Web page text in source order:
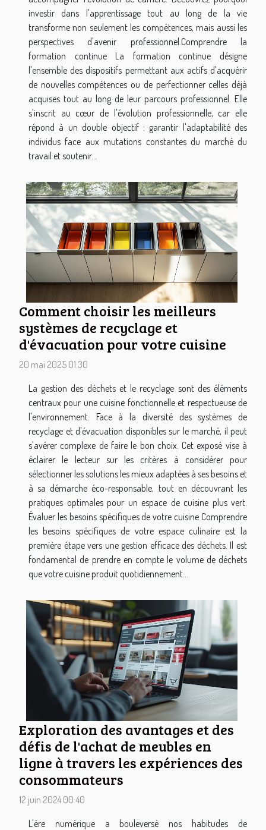
investir dans l'apprentissage tout au long de la vie
transforme non seulement les compétences, mais aussi les
perspectives d'avenir professionnel.Comprendre la
formation continue La formation continue désigne
l'ensemble des dispositifs permettant aux actifs d'acquérir
de nouvelles compétences ou de perfectionner celles déjà
acquises tout au long de leur parcours professionnel. Elle
s'inscrit au cœur de l'évolution professionnelle, car elle
répond à un double objectif : garantir l'adaptabilité des
individus face aux mutations constantes du marché du
travail et soutenir...
Comment choisir les meilleurs
systèmes de recyclage et
d'évacuation pour votre cuisine
20 mai 2025 01:30
La gestion des déchets et le recyclage sont des éléments
centraux pour une cuisine fonctionnelle et respectueuse de
l'environnement. Face à la diversité des systèmes de
recyclage et d'évacuation disponibles sur le marché, il peut
s'avérer complexe de faire le bon choix. Cet exposé vise à
éclairer le lecteur sur les critères à considérer pour
sélectionner les solutions les mieux adaptées à ses besoins et
à sa démarche éco-responsable, tout en découvrant les
pratiques optimales pour un espace de cuisine plus vert.
Évaluer les besoins spécifiques de votre cuisine Comprendre
les besoins spécifiques de votre espace culinaire est la
première étape vers une gestion efficace des déchets. Il est
fondamental de prendre en compte le volume de déchets
que votre cuisine produit quotidiennement....
Exploration des avantages et des
défis de l'achat de meubles en
ligne à travers les expériences des
consommateurs
12 juin 2024 00:40
L'ère numérique a bouleversé nos habitudes de